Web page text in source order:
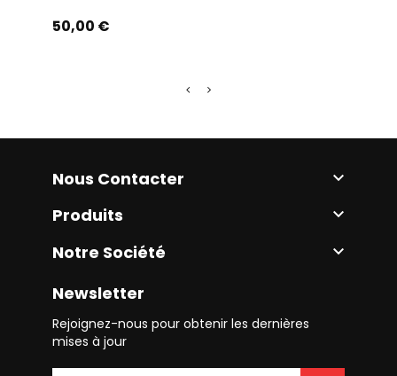
Prix
50,00 €
Nous Contacter 
Produits 
Notre Société 
Newsletter
Rejoignez-nous pour obtenir les dernières
mises à jour